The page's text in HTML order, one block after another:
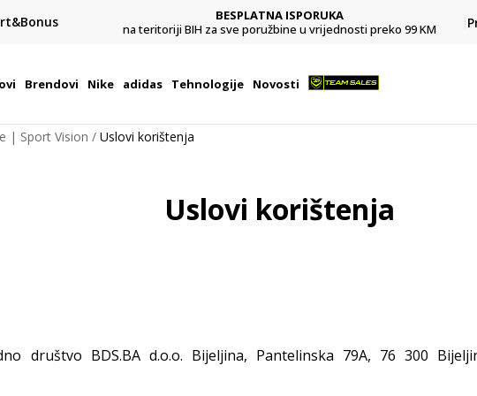
400
BESPLATNA ISPORUKA
na teritoriji BIH za sve poružbine u vrijednosti preko 99 KM
Brendovi Nike adidas Tehnologije Novosti
| Sport Vision Uslovi korištenja
Uslovi korištenja
društvo BDS.BA d.o.o. Bijeljina, Pantelinska 79A, 76 300